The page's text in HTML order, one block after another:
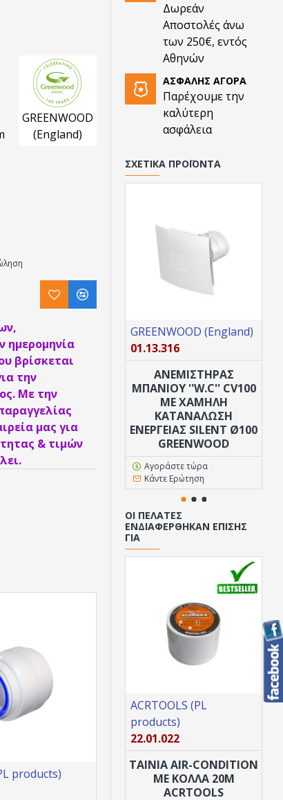
GREENWOOD
(England)
ημερομηνία
βρίσκεται
την
Με την
μας για
& τιμών
products)
Δωρεάν
Αποστολές άνω
των 250€, εντός
Αθηνών
ΑΣΦΑΛΉΣ ΑΓΟΡΆ
Παρέχουμε την
καλύτερη
ασφάλεια
ΣΧΕΤΙΚΆ ΠΡΟΪΌΝΤΑ
GREENWOOD (England)
01.13.316
ANΕΜΙΣΤΗΡΑΣ
ΜΠΑΝΙΟΥ ''W.C'' CV100
ΜΕ ΧΑΜΗΛΉ
ΚΑΤΑΝΆΛΩΣΗ
ΕΝΈΡΓΕΙΑΣ SILENT Ø100
GREENWOOD
Αγοράστε τώρα
Κάντε Ερώτηση
ΟΙ ΠΕΛΆΤΕΣ
ΕΝΔΙΑΦΈΡΘΗΚΑΝ ΕΠΊΣΗΣ
ΓΙΑ
ACRTOOLS (PL
products)
22.01.022
ΤΑΙΝΙΑ AIR-CONDITION
ΜΕ ΚΟΛΛΑ 20M
ACRTOOLS